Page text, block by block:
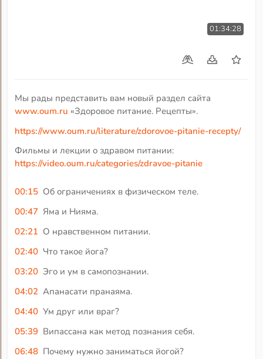
01:34:28
Мы рады представить вам новый раздел сайта
www.oum.ru «Здоровое питание. Рецепты».
https://www.oum.ru/literature/zdorovoe-pitanie-recepty/
Фильмы и лекции о здравом питании:
https://video.oum.ru/categories/zdravoe-pitanie
00:15 Об ограничениях в физическом теле.
00:47 Яма и Нияма.
02:21 О нравственном питании.
02:40 Что такое йога?
03:20 Эго и ум в самопознании.
04:02 Апанасати пранаяма.
04:40 Ум друг или враг?
05:39 Випассана как метод познания себя.
06:48 Почему нужно заниматься йогой?